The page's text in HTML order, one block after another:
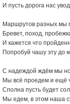
И пусть дорога нас
Маршрутов разных мы
Бревет, поход,
И кажется что
Попробуй чашу эту до
C надеждой ждём мы
Мы всё проедем и ещё
Сполна пусть будет
Мы едем, в этом наша